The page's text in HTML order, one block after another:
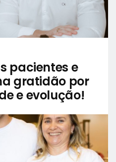
pacientes e
gratidão por
e evolução!